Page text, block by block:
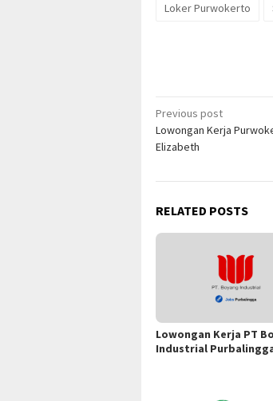
Loker Purwokerto
Post
navigation
Previous post
Lowongan Kerja
Elizabeth
RELATED POSTS
Lowongan Kerja PT
Industrial